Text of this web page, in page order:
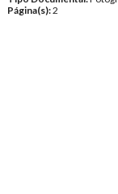
Página(s):2